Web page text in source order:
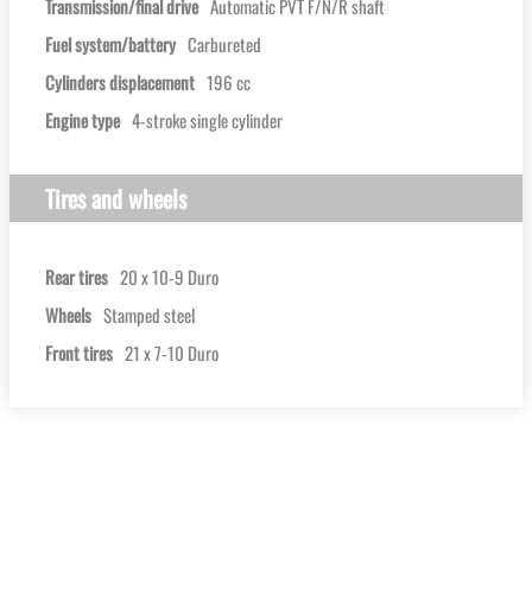
Transmission/final drive Automatic PVT F/N/R shaft
Fuel system/battery Carbureted
Cylinders displacement 196 cc
Engine type 4-stroke single cylinder
Tires and wheels
Rear tires 20 x 10-9 Duro
Wheels Stamped steel
Front tires 21 x 7-10 Duro